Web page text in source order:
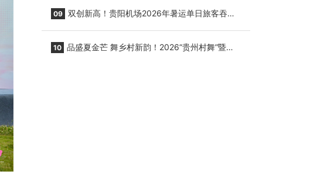
09 双创新高！贵阳机场2026年暑运单日旅客吞吐
10 品盛夏金芒 舞乡村新韵！2026“贵州村舞”暨望